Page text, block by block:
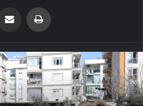
Email'den paylaş